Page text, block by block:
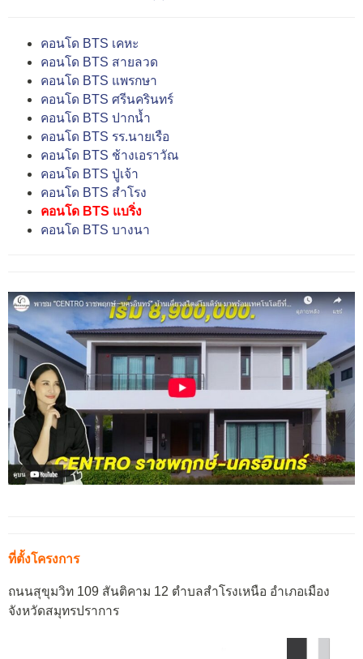
คอนโด BTS เคหะ
คอนโด BTS สายลวด
คอนโด BTS แพรกษา
คอนโด BTS ศรีนครินทร์
คอนโด BTS ปากน้ำ
คอนโด BTS รร.นายเรือ
คอนโด BTS ช้างเอราวัณ
คอนโด BTS ปู่เจ้า
คอนโด BTS สำโรง
คอนโด BTS แบริ่ง
คอนโด BTS บางนา
ที่ตั้งโครงการ
ถนนสุขุมวิท 109 สันติคาม 12 ตำบลสำโรงเหนือ อำเภอเมือง
จังหวัดสมุทรปราการ